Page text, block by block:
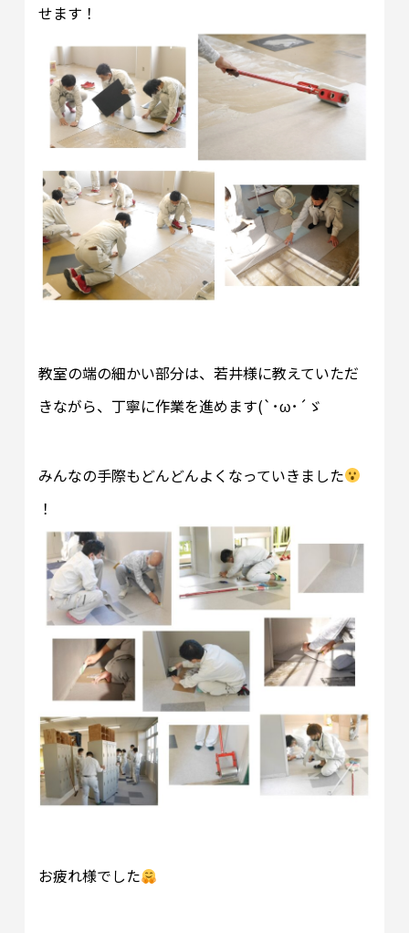
せます！
教室の端の細かい部分は、若井様に教えていただ
きながら、丁寧に作業を進めます(`･ω･´ゞ
みんなの手際もどんどんよくなっていきました
！
お疲れ様でした